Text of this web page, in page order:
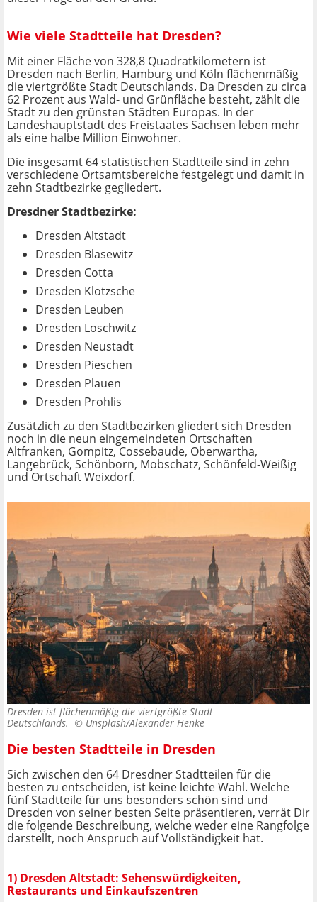
Wie viele Stadtteile hat Dresden?
Mit einer Fläche von 328,8 Quadratkilometern ist
Dresden nach Berlin, Hamburg und Köln flächenmäßig
die viertgrößte Stadt Deutschlands. Da Dresden zu circa
62 Prozent aus Wald- und Grünfläche besteht, zählt die
Stadt zu den grünsten Städten Europas. In der
Landeshauptstadt des Freistaates Sachsen leben mehr
als eine halbe Million Einwohner.
Die insgesamt 64 statistischen Stadtteile sind in zehn
verschiedene Ortsamtsbereiche festgelegt und damit in
zehn Stadtbezirke gegliedert.
Dresdner Stadtbezirke:
Dresden Altstadt
Dresden Blasewitz
Dresden Cotta
Dresden Klotzsche
Dresden Leuben
Dresden Loschwitz
Dresden Neustadt
Dresden Pieschen
Dresden Plauen
Dresden Prohlis
Zusätzlich zu den Stadtbezirken gliedert sich Dresden
noch in die neun eingemeindeten Ortschaften
Altfranken, Gompitz, Cossebaude, Oberwartha,
Langebrück, Schönborn, Mobschatz, Schönfeld-Weißig
und Ortschaft Weixdorf.
Dresden ist flächenmäßig die viertgrößte Stadt
Deutschlands. © Unsplash/Alexander Henke
Die besten Stadtteile in Dresden
Sich zwischen den 64 Dresdner Stadtteilen für die
besten zu entscheiden, ist keine leichte Wahl. Welche
fünf Stadtteile für uns besonders schön sind und
Dresden von seiner besten Seite präsentieren, verrät Dir
die folgende Beschreibung, welche weder eine Rangfolge
darstellt, noch Anspruch auf Vollständigkeit hat.
1) Dresden Altstadt: Sehenswürdigkeiten,
Restaurants und Einkaufszentren